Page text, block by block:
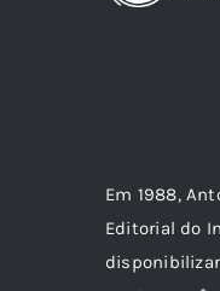
Em 1988,
Editorial do